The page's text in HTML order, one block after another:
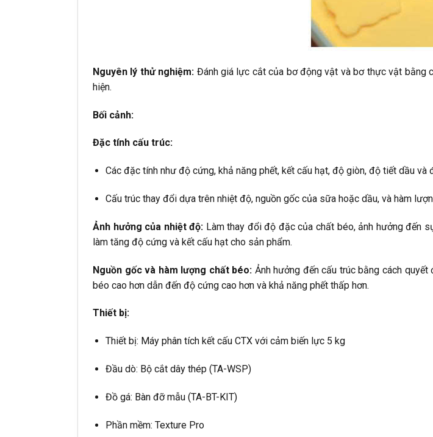
Nguyên lý thử nghiệm: Đánh giá lực cắt của bơ động vật và bơ thực vật
hiện.
Bối cảnh:
Đặc tính cấu trúc:
Các đặc tính như độ cứng, khả năng phết, kết cấu hạt, độ giòn, độ tiết dầu
Cấu trúc thay đổi dựa trên nhiệt độ, nguồn gốc của sữa hoặc dầu, và hàm
Ảnh hưởng của nhiệt độ: Làm thay đổi độ đặc của chất béo, ảnh hưởng đến
làm tăng độ cứng và kết cấu hạt cho sản phẩm.
Nguồn gốc và hàm lượng chất béo: Ảnh hưởng đến cấu trúc bằng cách
béo cao hơn dẫn đến độ cứng cao hơn và khả năng phết thấp hơn.
Thiết bị:
Thiết bị: Máy phân tích kết cấu CTX với cảm biến lực 5 kg
Đầu dò: Bộ cắt dây thép (TA-WSP)
Đồ gá: Bàn đỡ mẫu (TA-BT-KIT)
Phần mềm: Texture Pro